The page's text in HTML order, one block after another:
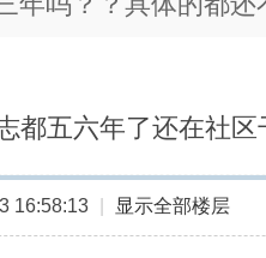
都五六年了还在社区
16:58:13 显示全部楼层